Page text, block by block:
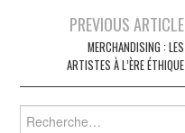
Navigation
articles
PREVIOUS ARTICLE
MERCHANDISING : LES
ARTISTES À L’ÈRE ÉTHIQUE